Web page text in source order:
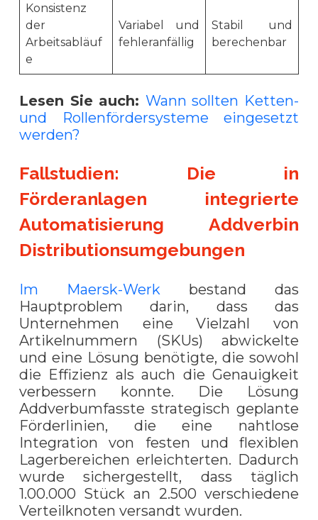
Konsistenz
der
Arbeitsabläuf
e
Variabel und
fehleranfällig
Stabil und
berechenbar
Lesen Sie auch: Wann sollten Ketten-
und Rollenfördersysteme eingesetzt
werden?
Fallstudien: Die in
Förderanlagen integrierte
Automatisierung Addverbin
Distributionsumgebungen
Im Maersk-Werk bestand das
Hauptproblem darin, dass das
Unternehmen eine Vielzahl von
Artikelnummern (SKUs) abwickelte
und eine Lösung benötigte, die sowohl
die Effizienz als auch die Genauigkeit
verbessern konnte. Die Lösung
Addverbumfasste strategisch geplante
Förderlinien, die eine nahtlose
Integration von festen und flexiblen
Lagerbereichen erleichterten. Dadurch
wurde sichergestellt, dass täglich
1.00.000 Stück an 2.500 verschiedene
Verteilknoten versandt wurden.